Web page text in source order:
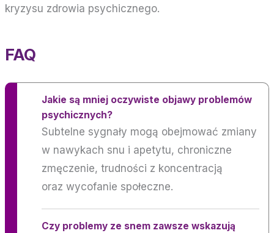
kryzysu zdrowia psychicznego.
FAQ
Jakie są mniej oczywiste objawy problemów
psychicznych?
Subtelne sygnały mogą obejmować zmiany
w nawykach snu i apetytu, chroniczne
zmęczenie, trudności z koncentracją
oraz wycofanie społeczne.
Czy problemy ze snem zawsze wskazują